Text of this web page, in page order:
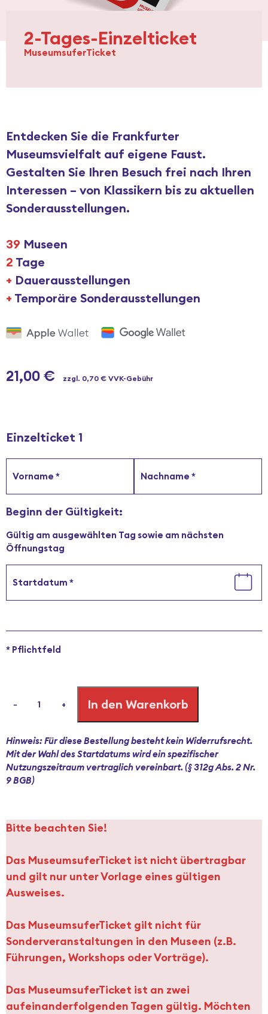
2-Tages-Einzelticket
MuseumsuferTicket
Entdecken Sie die Frankfurter
Museumsvielfalt auf eigene Faust.
Gestalten Sie Ihren Besuch frei nach Ihren
Interessen – von Klassikern bis zu aktuellen
Sonderausstellungen.
39 Museen
2 Tage
+ Dauerausstellungen
+ Temporäre Sonderausstellungen
21,00 € zzgl. 0,70 € VVK-Gebühr
Einzelticket 1
Vorname * Nachname *
Beginn der Gültigkeit:
Gültig am ausgewählten Tag sowie am nächsten
Öffnungstag
Startdatum *
* Pflichtfeld
Tages-
− + In den Warenkorb
Hinweis: Für diese Bestellung besteht kein Widerrufsrecht.
Mit der Wahl des Startdatums wird ein spezifischer
Nutzungszeitraum vertraglich vereinbart. (§ 312g Abs. 2 Nr.
9 BGB)
Bitte beachten Sie!
Das MuseumsuferTicket ist nicht übertragbar
und gilt nur unter Vorlage eines gültigen
Ausweises.
Das MuseumsuferTicket gilt nicht für
Sonderveranstaltungen in den Museen (z.B.
Führungen, Workshops oder Vorträge).
Das MuseumsuferTicket ist an zwei
aufeinanderfolgenden Tagen gültig. Möchten